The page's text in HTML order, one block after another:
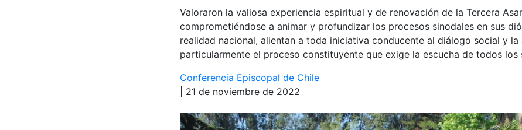
Valoraron la valiosa experiencia espiritual y de renovación de la Tercera
comprometiéndose a animar y profundizar los procesos sinodales en sus
realidad nacional, alientan a toda iniciativa conducente al diálogo social y la
particularmente el proceso constituyente que exige la escucha de todos los
Conferencia Episcopal de Chile
| 21 de noviembre de 2022